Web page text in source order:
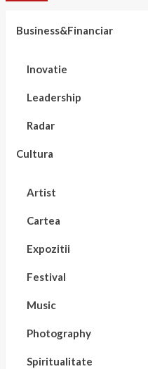
Business&Financiar
Inovatie
Leadership
Radar
Cultura
Artist
Cartea
Expozitii
Festival
Music
Photography
Spiritualitate